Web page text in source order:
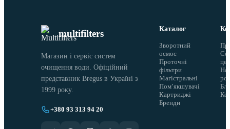
multifilters
Магазин і сервіс систем
очищення води. Офіційний
представник Bregus в Україні з
1999 року.
+380 93 313 94 20
Каталог
Зворотний
осмос
Проточні
фільтри
Магістральні
Помʼякшувачі
Картриджі
Бренди